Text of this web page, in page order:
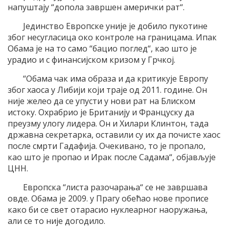
напуштају “допола завршен амерички рат“.
Јединство Европске уније је добило пукотине
због несугласица око контроле на границама. Ипак
Обама је на то само “бацио поглед“, као што је
урадио и с финансијском кризом у Грчкој.
“Обама чак има образа и да критикује Европу
због хаоса у Либији који траје од 2011. године. Он
није желео да се упусти у нови рат на Блиском
истоку. Охрабрио је Британију и Француску да
преузму улогу лидера. Он и Хилари Клинтон, тада
државна секретарка, оставили су их да почисте хаос
после смрти Гадафија. Очекивано, то је пропало,
као што је пропао и Ирак после Садама“, објављује
ЦНН.
Европска “листа разочарања“ се не завршава
овде. Обама је 2009. у Прагу обећао нове прописе
како би се свет отарасио нуклеарног наоружања,
али се то није догодило.